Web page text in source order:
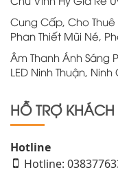
Cung Cấp, Cho
Phan Thiết Mũi Né,
Âm Thanh Ánh Sáng
LED Ninh Thuận,
HỖ TRỢ
Hotline
Hotline: